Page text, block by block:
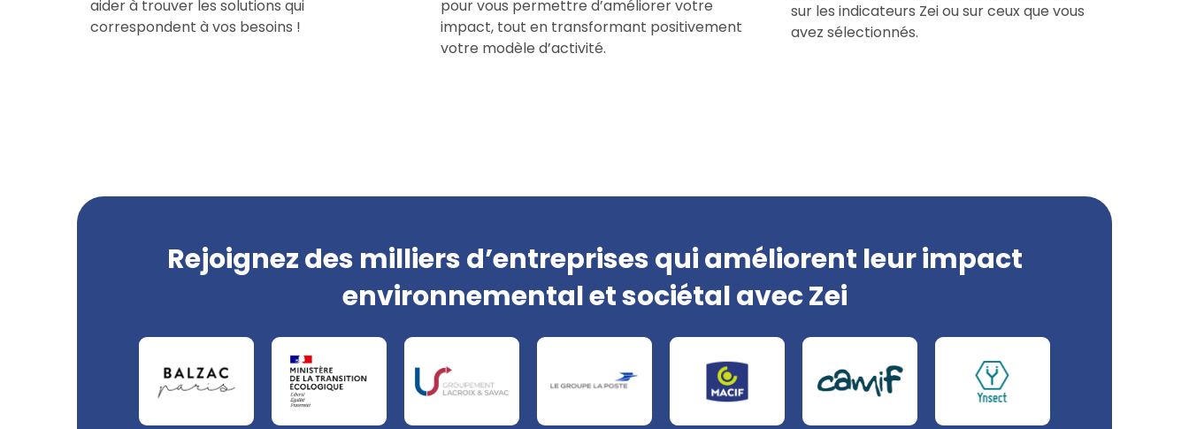
aider à trouver les solutions qui
correspondent à vos besoins !
pour vous permettre d’améliorer votre
impact, tout en transformant positivement
votre modèle d’activité.
sur les indicateurs Zei ou sur ceux que vous
avez sélectionnés.
Rejoignez des milliers d’entreprises qui améliorent leur impact
environnemental et sociétal avec Zei